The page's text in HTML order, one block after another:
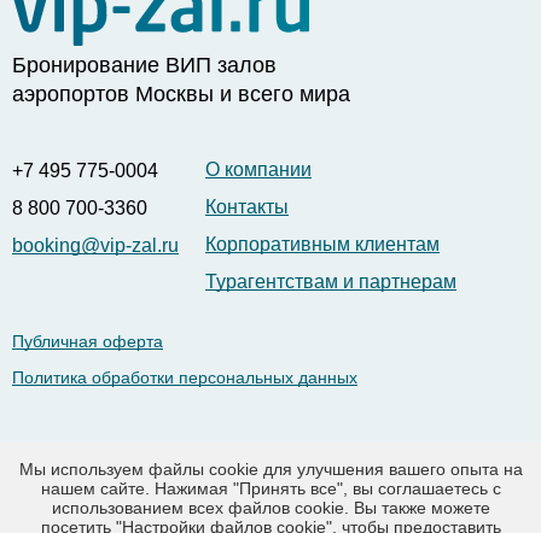
Мы используем файлы cookie для улучшения вашего опыта на
нашем сайте. Нажимая "Принять все", вы соглашаетесь с
использованием всех файлов cookie. Вы также можете
посетить "Настройки файлов cookie", чтобы предоставить
Бронирование ВИП залов
аэропортов Москвы и всего мира
+7 495 775-0004
8 800 700-3360
booking@vip-zal.ru
О компании
Контакты
Корпоративным клиентам
Турагентствам и партнерам
Публичная оферта
Политика обработки персональных данных
Рус |Eng